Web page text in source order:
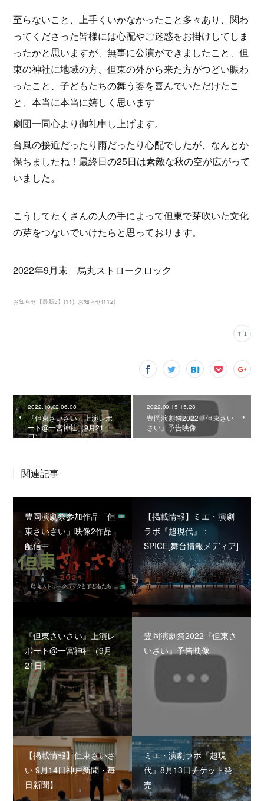
至らないこと、上手くいかなかったこと多々あり、関わ
ってくださった皆様には心配やご迷惑をお掛けしてしま
ったかと思いますが、無事に公演ができましたこと、但
東の神社に地域の方、但東の外から来た方がつどい賑わ
ったこと、子どもたちの舞う姿を喜んでいただけたこ
と、本当に本当に嬉しく思います
劇団一同心より御礼申し上げます。
台風の接近だったり雨だったり心配でしたが、なんとか
保ちましたね！最終日の25日は素敵な秋の空が広がって
いました。
こうしてたくさんの人の手によって但東で芽吹いた文化
の芽をつないでいけたらと思っております。
2022年9月末 烏丸ストロークロック
お知らせ【最新5】(11) お知らせ(112)
2022.10.02 06:08
『但東さいさい』上演レポ
ート@一宮神社（9月21
日）
2022.09.15 15:28
豊岡演劇祭2022『但東さい
さい』予告映像
関連記事
豊岡演劇祭参加作品「但
東さいさい」映像2作品
配信中
【掲載情報】ミエ・演劇
ラボ『超現代』：
SPICE[舞台情報メディア]
『但東さいさい』上演レ
ポート@一宮神社（9月
21日）
豊岡演劇祭2022『但東さ
いさい』予告映像
【掲載情報】但東さいさ
い 9月14日神戸新聞・毎
日新聞】
ミエ・演劇ラボ『超現
代』8月13日チケット発
売